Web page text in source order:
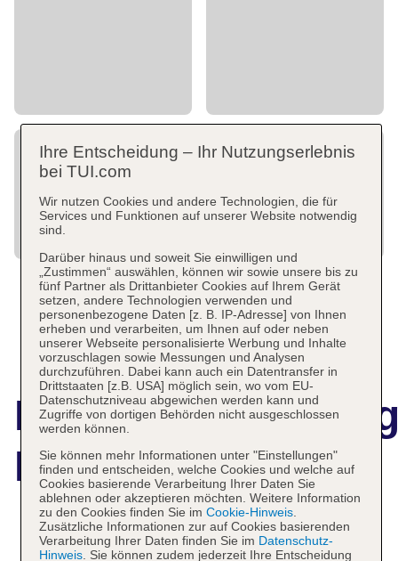
El Kaoba
Das bietet Ihre Unterkunft
Ihre Entscheidung – Ihr Nutzungserlebnis
bei TUI.com
Wir nutzen Cookies und andere Technologien, die für
Services und Funktionen auf unserer Website notwendig
sind.
Darüber hinaus und soweit Sie einwilligen und
„Zustimmen“ auswählen, können wir sowie unsere bis zu
fünf Partner als Drittanbieter Cookies auf Ihrem Gerät
setzen, andere Technologien verwenden und
personenbezogene Daten [z. B. IP-Adresse] von Ihnen
erheben und verarbeiten, um Ihnen auf oder neben
unserer Webseite personalisierte Werbung und Inhalte
vorzuschlagen sowie Messungen und Analysen
durchzuführen. Dabei kann auch ein Datentransfer in
Drittstaaten [z.B. USA] möglich sein, wo vom EU-
Datenschutzniveau abgewichen werden kann und
Zugriffe von dortigen Behörden nicht ausgeschlossen
werden können.
Sie können mehr Informationen unter "Einstellungen"
finden und entscheiden, welche Cookies und welche auf
Cookies basierende Verarbeitung Ihrer Daten Sie
ablehnen oder akzeptieren möchten. Weitere Information
zu den Cookies finden Sie im Cookie-Hinweis.
Zusätzliche Informationen zur auf Cookies basierenden
Verarbeitung Ihrer Daten finden Sie im Datenschutz-
Hinweis. Sie können zudem jederzeit Ihre Entscheidung